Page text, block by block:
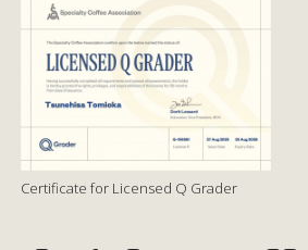
Certificate for Licensed Q Grader